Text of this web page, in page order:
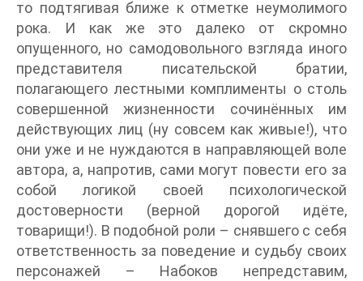
то подтягивая ближе к отметке неумолимого
рока. И как же это далеко от скромно
опущенного, но самодовольного взгляда иного
представителя писательской братии,
полагающего лестными комплименты о столь
совершенной жизненности сочинённых им
действующих лиц (ну совсем как живые!), что
они уже и не нуждаются в направляющей воле
автора, а, напротив, сами могут повести его за
собой логикой своей психологической
достоверности (верной дорогой идёте,
товарищи!). В подобной роли – снявшего с себя
ответственность за поведение и судьбу своих
персонажей – Набоков непредставим,